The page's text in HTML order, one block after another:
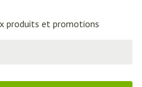
produits et promotions